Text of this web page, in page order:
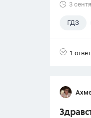
3
ГДЗ
1 ответ